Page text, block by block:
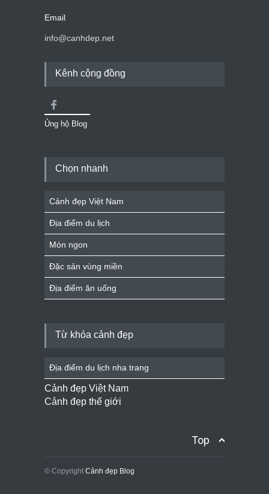
Email
info@canhdep.net
Kênh cộng đồng
Ủng hộ Blog
Chọn nhanh
Cảnh đẹp Việt Nam
Địa điểm du lịch
Món ngon
Đặc sản vùng miền
Địa điểm ăn uống
Từ khóa cảnh đẹp
Địa điểm du lịch nha trang
Cảnh đẹp Việt Nam
Cảnh đẹp thế giới
Top
© Copyright Cảnh đẹp Blog